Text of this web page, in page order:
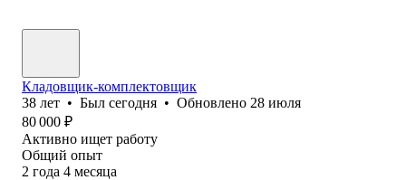
Кладовщик-комплектовщик
38 лет • Был сегодня • Обновлено 28 июля
80 000 ₽
Активно ищет работу
Общий опыт
2 года 4 месяца